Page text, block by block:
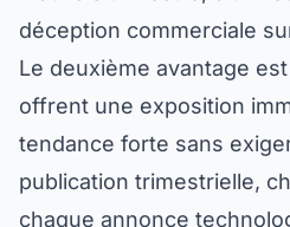
déception commerciale
Le deuxième avantage
offrent une exposition
tendance forte sans
publication trimestrielle,
chaque annonce